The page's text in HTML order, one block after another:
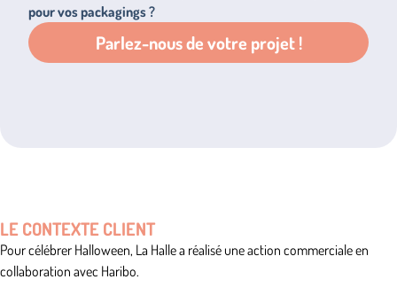
pour vos packagings ?
Parlez-nous de votre projet !
LE CONTEXTE CLIENT
Pour célébrer Halloween, La Halle a réalisé une action commerciale en
collaboration avec Haribo.